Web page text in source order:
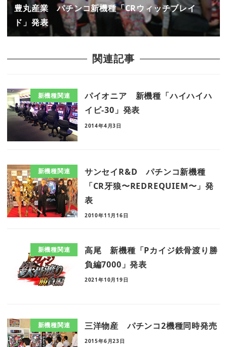
豊丸産業 パチンコ新機種「CRウィッチブレイ
ド」発表
関連記事
新機種関連
パイオニア 新機種「ハイハイハ
イビ-30」発表
2014年4月3日
新機種関連
サンセイR&D パチンコ新機種
「CR牙狼〜REDREQUIEM〜」発
表
2010年11月16日
新機種関連
高尾 新機種「Pカイジ鉄骨渡り勝
負編7000」発表
2021年10月19日
新機種関連 三洋物産 パチンコ2機種同時発売
2015年6月23日